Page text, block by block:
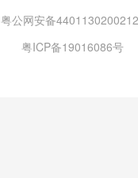
粤公网安备
粤ICP备19016086号